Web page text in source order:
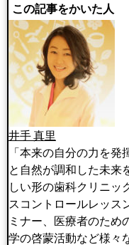
この記事をかいた人
井手 真里
「本来の自分の力を
と自然が調和した未来
しい形の歯科クリニッ
スコントロールレッス
ミナー、医療者のため
学の啓蒙活動など様々